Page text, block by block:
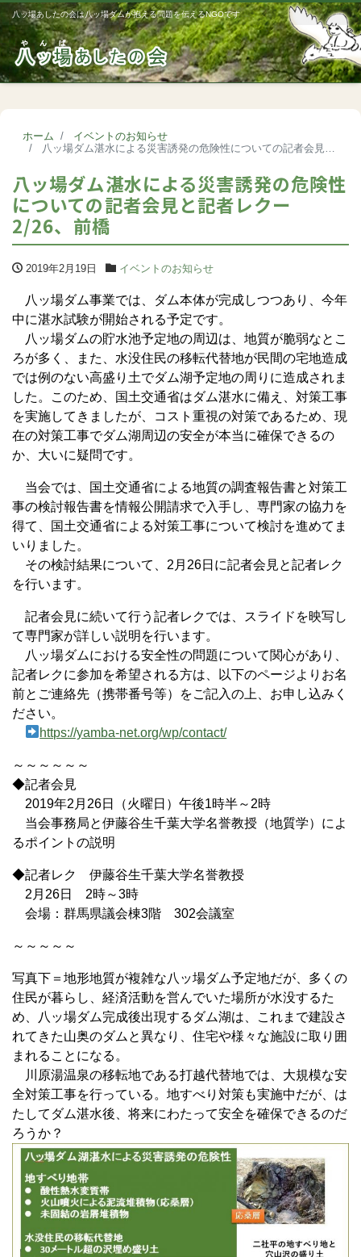
八ッ場あしたの会は八ッ場ダムが抱える問題を伝えるNGOです
ホーム
イベントのお知らせ
八ッ場ダム湛水による災害誘発の危険性についての記者会見と記者レクー2/26、前橋
八ッ場ダム湛水による災害誘発の危険性
についての記者会見と記者レクー
2/26、前橋
2019年2月19日 イベントのお知らせ
八ッ場ダム事業では、ダム本体が完成しつつあり、今年
中に湛水試験が開始される予定です。
八ッ場ダムの貯水池予定地の周辺は、地質が脆弱なとこ
ろが多く、また、水没住民の移転代替地が民間の宅地造成
では例のない高盛り土でダム湖予定地の周りに造成されま
した。このため、国土交通省はダム湛水に備え、対策工事
を実施してきましたが、コスト重視の対策であるため、現
在の対策工事でダム湖周辺の安全が本当に確保できるの
か、大いに疑問です。
当会では、国土交通省による地質の調査報告書と対策工
事の検討報告書を情報公開請求で入手し、専門家の協力を
得て、国土交通省による対策工事について検討を進めてま
いりました。
その検討結果について、2月26日に記者会見と記者レク
を行います。
記者会見に続いて行う記者レクでは、スライドを映写し
て専門家が詳しい説明を行います。
八ッ場ダムにおける安全性の問題について関心があり、
記者レクに参加を希望される方は、以下のページよりお名
前とご連絡先（携帯番号等）をご記入の上、お申し込みく
ださい。
https://yamba-net.org/wp/contact/
～～～～～～
◆記者会見
2019年2月26日（火曜日）午後1時半～2時
当会事務局と伊藤谷生千葉大学名誉教授（地質学）によ
るポイントの説明
◆記者レク 伊藤谷生千葉大学名誉教授
2月26日 2時～3時
会場：群馬県議会棟3階 302会議室
～～～～～
写真下＝地形地質が複雑な八ッ場ダム予定地だが、多くの
住民が暮らし、経済活動を営んでいた場所が水没するた
め、八ッ場ダム完成後出現するダム湖は、これまで建設さ
れてきた山奥のダムと異なり、住宅や様々な施設に取り囲
まれることになる。
川原湯温泉の移転地である打越代替地では、大規模な安
全対策工事を行っている。地すべり対策も実施中だが、は
たしてダム湛水後、将来にわたって安全を確保できるのだ
ろうか？